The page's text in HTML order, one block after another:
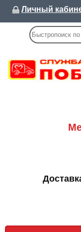
Личный